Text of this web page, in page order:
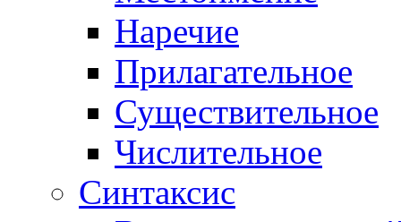
Наречие
Прилагательное
Существительное
Числительное
Синтаксис